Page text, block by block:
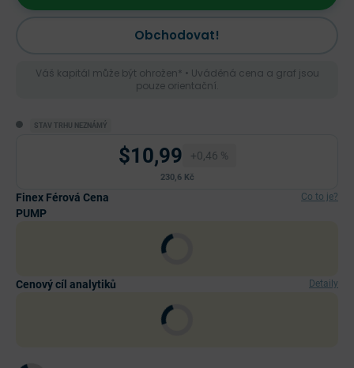
Obchodovat!
Váš kapitál může být ohrožen* • Uváděná cena a graf jsou
pouze orientační.
STAV TRHU NEZNÁMÝ
$10,99 +0,46 %
230,6 Kč
Finex Férová Cena
PUMP
Co to je?
Cenový cíl analytiků Detaily